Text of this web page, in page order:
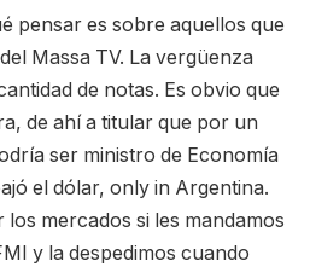
pensar es sobre aquellos que
Massa TV. La vergüenza
de notas. Es obvio que
de ahí a titular que por un
ser ministro de Economía
el dólar, only in Argentina.
los mercados si les mandamos
y la despedimos cuando